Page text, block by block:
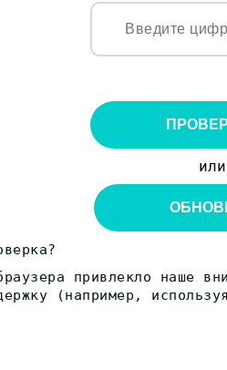
или
привлекло наше
(например,